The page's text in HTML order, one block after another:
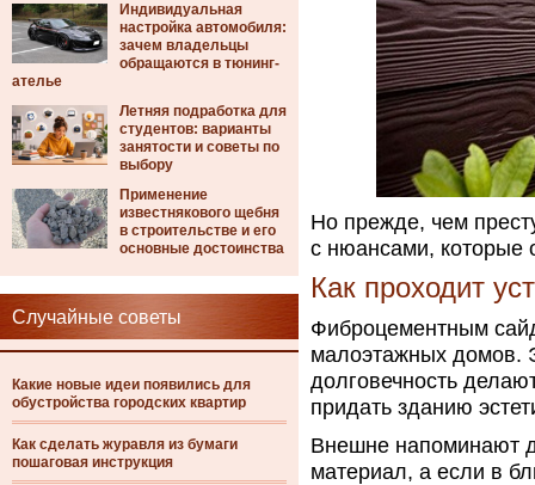
Индивидуальная
настройка автомобиля:
зачем владельцы
обращаются в тюнинг-
ателье
Летняя подработка для
студентов: варианты
занятости и советы по
выбору
Применение
известнякового щебня
в строительстве и его
основные достоинства
Случайные советы
Какие новые идеи появились для
обустройства городских квартир
Как сделать журавля из бумаги
пошаговая инструкция
Но прежде, чем
с нюансами, которые
Как проходит
Фиброцементным
малоэтажных домов.
долговечность
придать зданию
Внешне напоминают
материал, а если в